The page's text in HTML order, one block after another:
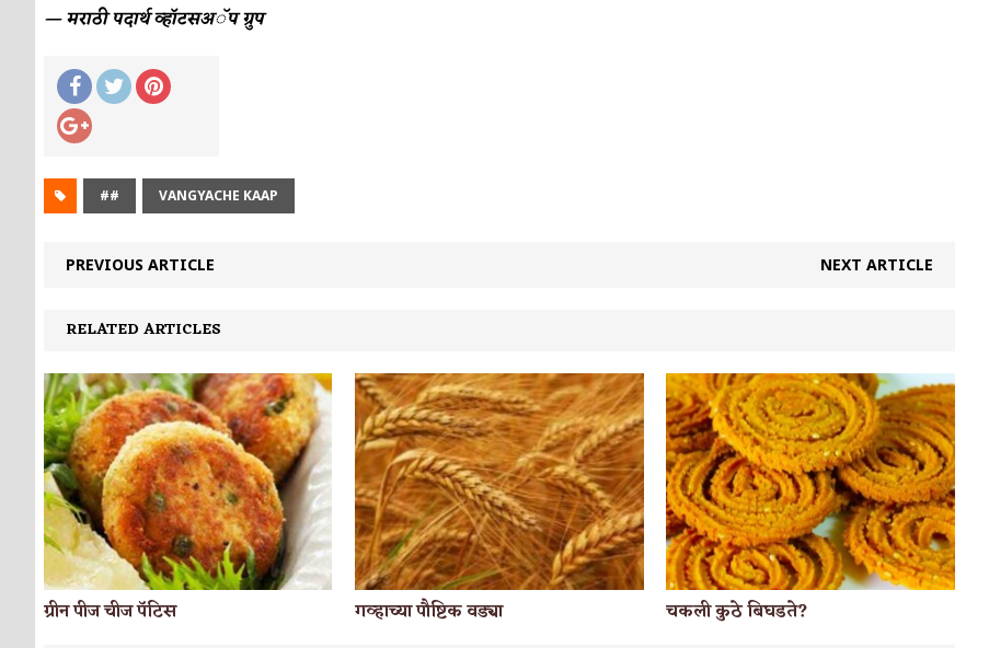
— मराठी पदार्थ व्हॉटसअॅप ग्रुप
## VANGYACHE KAAP
PREVIOUS ARTICLE NEXT ARTICLE
RELATED ARTICLES
ग्रीन पीज चीज पॅटिस गव्हाच्या पौष्टिक वड्या चकली कुठे बिघडते?